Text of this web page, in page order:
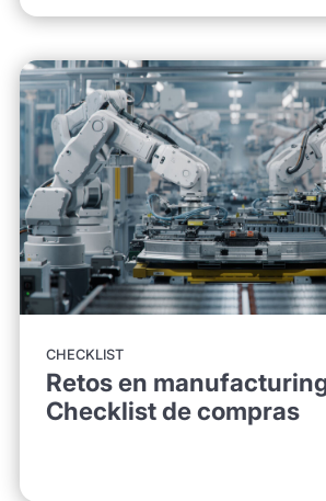
CHECKLIST
Retos en
Checklist de compras